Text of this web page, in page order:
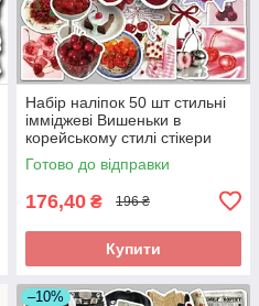
Набір наліпок 50 шт стильні
імміджеві Вишеньки в
корейському стилі стікери
стікерпак
Готово до відправки
176,40 ₴ 196 ₴
Купити
–10%